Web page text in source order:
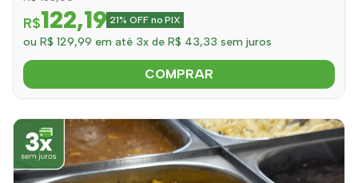
R$122,19 21% OFF no PIX
ou R$ 129,99 em até 3x de R$ 43,33 sem juros
COMPRAR